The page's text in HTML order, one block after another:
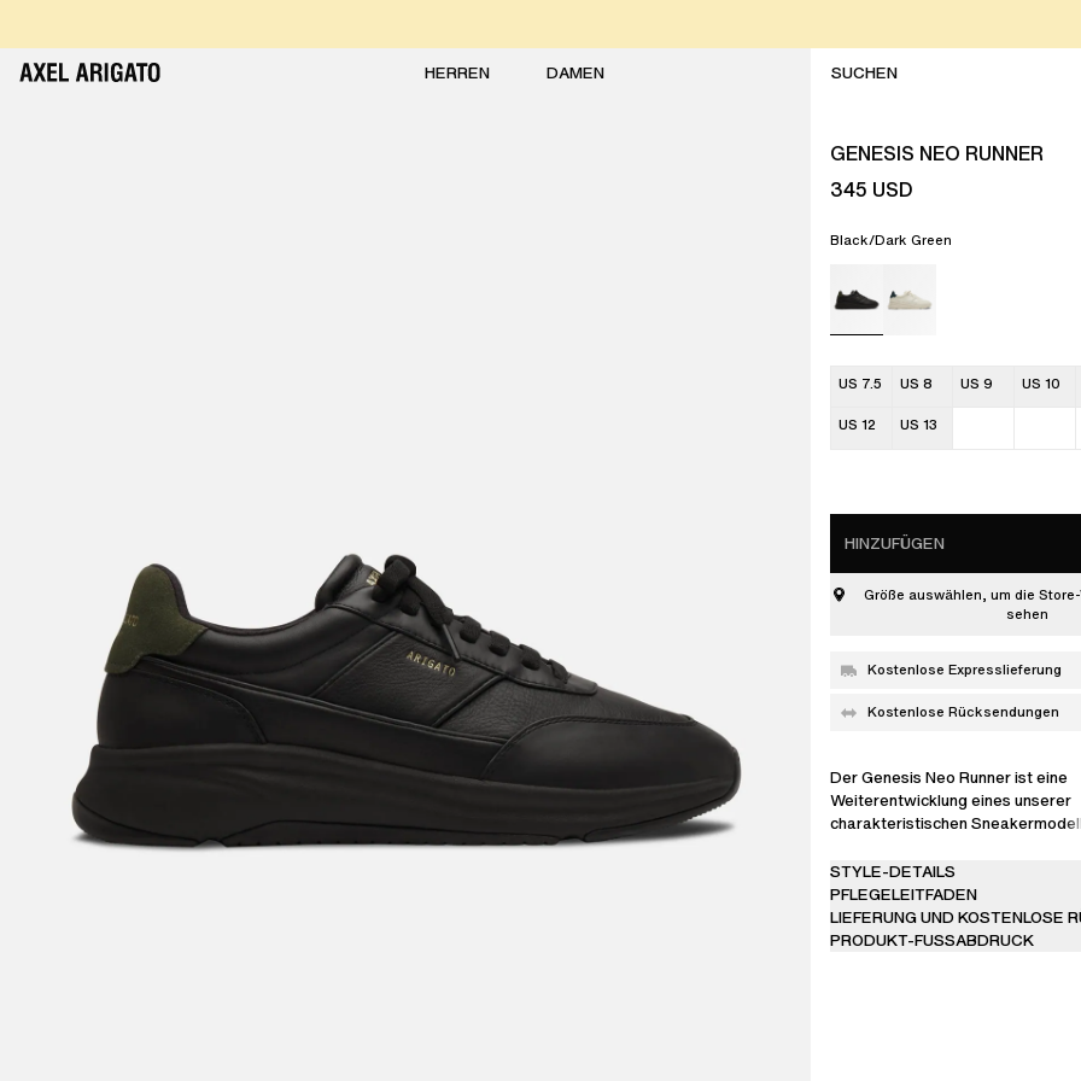
HERREN
DAMEN
GENESIS NEO RUNNER
345 USD
Black/Dark Green
US 7.5 US 8 US 9 US 10
US 12 US 13
HINZUFÜGEN
Größe auswählen, um die
sehen
Kostenlose Expresslieferung
Kostenlose Rücksendungen
Der Genesis Neo Runner ist eine
Weiterentwicklung eines unserer
charakteristischen
Silhouette wurde für ein
Finish überarbeitet. Dieses leichte
Leder und Textil handgefertigt
goldenen Branding versehen.
STYLE-DETAILS
PFLEGELEITFADEN
LIEFERUNG UND KOSTENLOSE
PRODUKT-FUSSABDRUCK